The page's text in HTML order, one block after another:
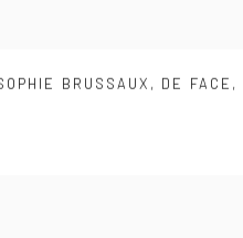
BRUSSAUX , DE FACE ,